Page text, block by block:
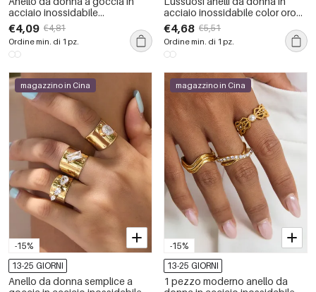
acciaio inossidabile
impermeabile color oro con
strass e zirconi.
€4,09 €4,81
Ordine min. di 1 pz.
acciaio inossidabile color oro
con zirconi, forma irregolare a
goccia, impermeabili, per tutti i
giorni.
€4,68 €5,51
Ordine min. di 1 pz.
-15%
magazzino in Cina
13-25 GIORNI
Anello da donna semplice a
-15%
magazzino in Cina
13-25 GIORNI
1 pezzo moderno anello da